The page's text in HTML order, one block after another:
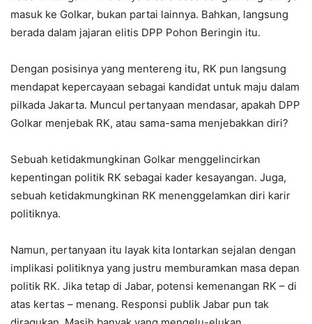
masuk ke Golkar, bukan partai lainnya. Bahkan, langsung
berada dalam jajaran elitis DPP Pohon Beringin itu.
Dengan posisinya yang mentereng itu, RK pun langsung
mendapat kepercayaan sebagai kandidat untuk maju dalam
pilkada Jakarta. Muncul pertanyaan mendasar, apakah DPP
Golkar menjebak RK, atau sama-sama menjebakkan diri?
Sebuah ketidakmungkinan Golkar menggelincirkan
kepentingan politik RK sebagai kader kesayangan. Juga,
sebuah ketidakmungkinan RK menenggelamkan diri karir
politiknya.
Namun, pertanyaan itu layak kita lontarkan sejalan dengan
implikasi politiknya yang justru memburamkan masa depan
politik RK. Jika tetap di Jabar, potensi kemenangan RK – di
atas kertas – menang. Responsi publik Jabar pun tak